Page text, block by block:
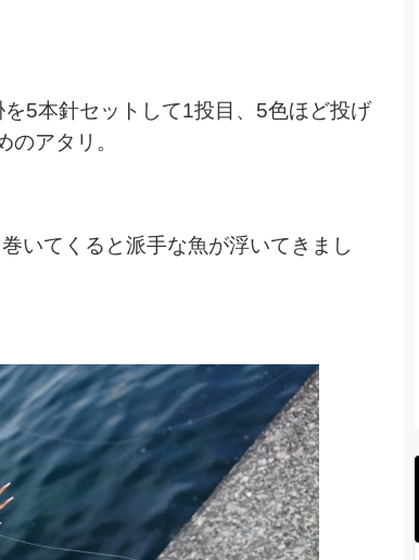
5本針セットして1投目、5色ほど投げ
アタリ。
いてくると派手な魚が浮いてきまし